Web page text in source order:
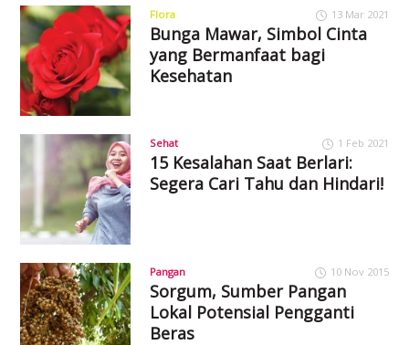
Flora 13 Mar 2021
Bunga Mawar, Simbol Cinta
yang Bermanfaat bagi
Kesehatan
Sehat 1 Feb 2021
15 Kesalahan Saat Berlari:
Segera Cari Tahu dan Hindari!
Pangan 10 Nov 2015
Sorgum, Sumber Pangan
Lokal Potensial Pengganti
Beras